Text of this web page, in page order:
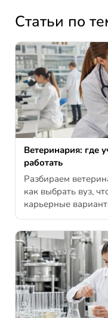
Статьи по
Ветеринария: где
работать
Разбираем
как выбрать вуз,
карьерные